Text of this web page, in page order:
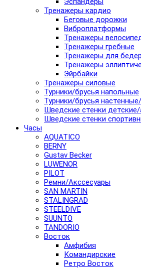
Тренажеры кардио
Беговые дорожки
Виброплатформы
Тренажеры
Тренажеры гребные
Тренажеры для
Тренажеры
Эйрбайки
Тренажеры силовые
Турники/брусья напольные
Турники/брусья
Шведские стенки детские/
Шведские стенки
Часы
AQUATICO
BERNY
Gustav Becker
LUWENOR
PILOT
Pемни/Акссесуары
SAN MARTIN
STALINGRAD
STEELDIVE
SUUNTO
TANDORIO
Восток
Амфибия
Командирские
Ретро Восток